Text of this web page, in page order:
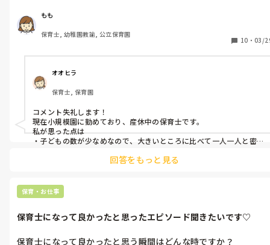
💡
もも
保育士, 幼稚園教諭, 公立保育園
10 ・ 03/
オオヒラ
保育士, 保育園
コメント失礼します！
現在小規模園に勤めており、産休中の保育士です。
私が思った点は
・子どもの数が少なめなので、大きいところに比べて一人一人と密
・職員との距離も規模が小さい分近いのかな？その分少数精鋭とな
・異年齢での関わりが多め
・職員数によっては休みを取りづらいかも
こんな感じです！
たが、ゆったり一人一人と関われるのが私にはあってるなと思いま
回答をもっと見る
保育・お仕事
保育士になって良かったと思ったエピソード聞きたいです♡
保育士になって良かったと思う瞬間はどんな時ですか？